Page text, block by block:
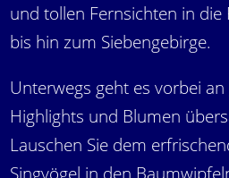
und tollen Fernsichten in die
bis hin zum Siebengebirge.
Unterwegs geht es vorbei
Highlights und Blumen
Lauschen Sie dem